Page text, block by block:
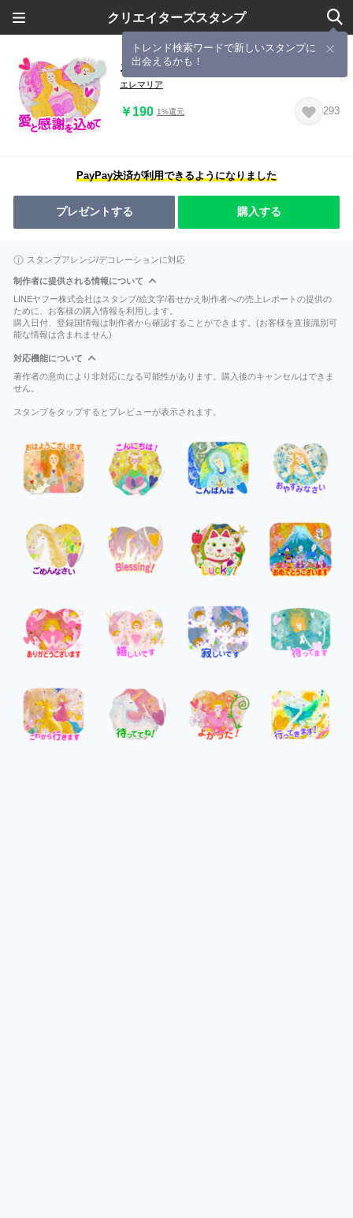
クリエイターズスタンプ
トレンド検索ワードで新しいスタンプに
出会えるかも！
エレマリアの愛と光の天使たち
エレマリア
￥190 1%還元 293
PayPay決済が利用できるようになりました
プレゼントする 購入する
スタンプアレンジ/デコレーションに対応
制作者に提供される情報について
LINEヤフー株式会社はスタンプ/絵文字/着せかえ制作者への売上レポートの提供の
ために、お客様の購入情報を利用します。
購入日付、登録国情報は制作者から確認することができます。(お客様を直接識別可
能な情報は含まれません)
対応機能について
著作者の意向により非対応になる可能性があります。購入後のキャンセルはできま
せん。
スタンプをタップするとプレビューが表示されます。